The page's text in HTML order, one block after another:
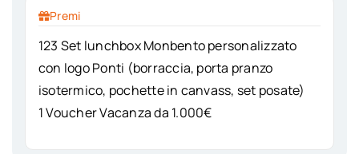
Premi
123 Set lunchbox Monbento personalizzato
con logo Ponti (borraccia, porta pranzo
isotermico, pochette in canvass, set posate)
1 Voucher Vacanza da 1.000€